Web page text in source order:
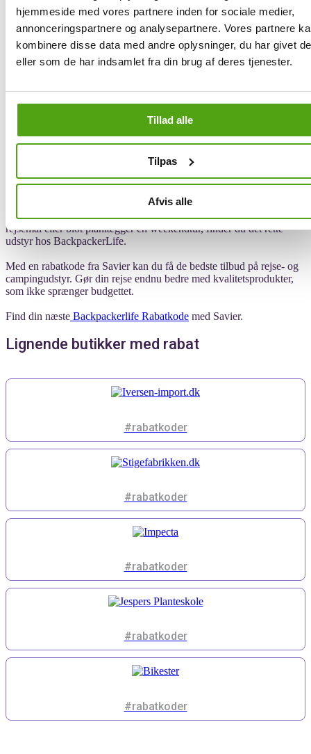
hjemmeside med vores partnere inden for sociale medier,
annonceringspartnere og analysepartnere. Vores partnere
kombinere disse data med andre oplysninger, du har givet
eller som de har indsamlet fra din brug af deres tjenester.
Tillad alle
Tilpas
Afvis alle
Savier sørger hurtigt og nemt for, at du altid får de bedste tilbud
uden besvær – lige meget om du befinder dig derhjemme eller er på
farten. Så shop smartere hos Cykelexperten med hjælp fra Savier -
din helt egen shoppingassistent, der sikrer dig, at du aldrig går glip
Find udstyr og tilbehør til rejsen hos
BackpackerLife – Spar penge med
rabatkoder fra Savier
eventyrrejse – fra praktisk rejseudstyr og backpacking-tasker til
campingudstyr og tilbehør. Uanset om du er på vej til et fjernt
rejsemål eller blot planlægger en weekendtur, finder du det rette
udstyr hos BackpackerLife.
Med en rabatkode fra Savier kan du få de bedste tilbud på rejse- og
campingudstyr. Gør din rejse endnu bedre med kvalitetsprodukter,
som ikke sprænger budgettet.
Find din næste Backpackerlife Rabatkode med Savier.
Lignende butikker med rabat
#rabatkoder
#rabatkoder
#rabatkoder
#rabatkoder
#rabatkoder